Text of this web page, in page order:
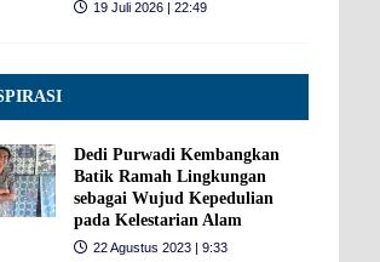
19 Juli 2026 | 22:49
Dedi Purwadi Kembangkan
Batik Ramah Lingkungan
sebagai Wujud Kepedulian
pada Kelestarian Alam
22 Agustus 2023 | 9:33